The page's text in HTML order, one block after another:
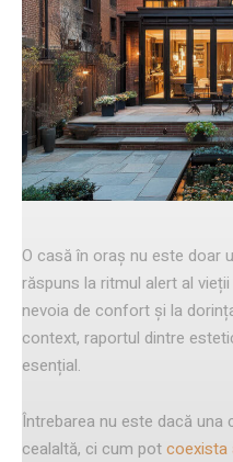
Facebook
O casă în oraș nu este doar
răspuns la ritmul alert al
nevoia de confort și la
context, raportul dintre
esențial.
Întrebarea nu este dacă
cealaltă, ci cum potcoexista